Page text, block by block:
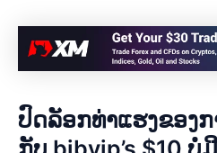
ປົດລັອກທ່າແຮງຂອງ